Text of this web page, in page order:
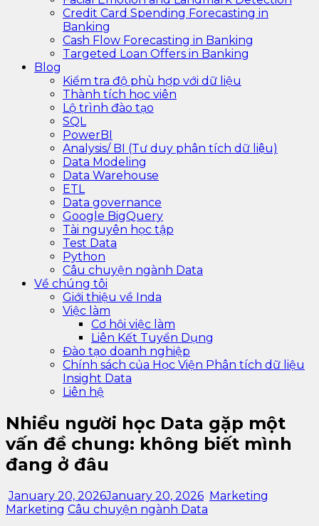
Credit Card Spending Forecasting in
Banking
Cash Flow Forecasting in Banking
Targeted Loan Offers in Banking
Blog
Kiểm tra độ phù hợp với dữ liệu
Thành tích học viên
Lộ trình đào tạo
SQL
PowerBI
Analysis/ BI (Tư duy phân tích dữ liệu)
Data Modeling
Data Warehouse
ETL
Data governance
Google BigQuery
Tài nguyên học tập
Test Data
Python
Câu chuyện ngành Data
Về chúng tôi
Giới thiệu về Inda
Việc làm
Cơ hội việc làm
Liên Kết Tuyển Dụng
Đào tạo doanh nghiệp
Chính sách của Học Viện Phân tích dữ liệu
Insight Data
Liên hệ
Nhiều người học Data gặp một
vấn đề chung: không biết mình
đang ở đâu
January 20, 2026January 20, 2026 Marketing
Marketing Câu chuyện ngành Data